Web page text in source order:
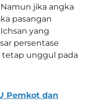
jika angka
pasangan
yang
persentase
unggul pada
Pemkot dan